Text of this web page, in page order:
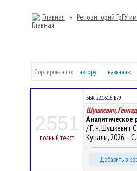
Главная » Репозиторий ГрГУ
Сортировка по: автору названию
2551
полный текст
ББК 22.161.6 Е79
Шушкевич,
Аналитическое
/ Г. Ч. Шушкевич,
Купалы, 2026. –
Добавить в